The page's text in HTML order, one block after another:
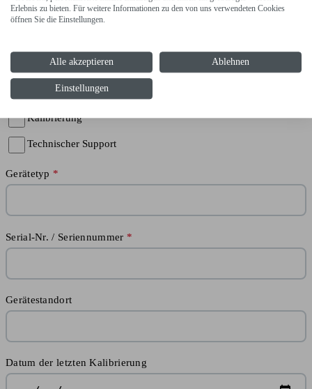
Ja
Grund
Störung
Kalibrierung
Technischer Support
Gerätetyp
Serial-Nr. / Seriennummer
Gerätestandort
Datum der letzten Kalibrierung
Erlebnis zu bieten. Für weitere Informationen zu den von uns verwendeten Cookies
öffnen Sie die Einstellungen.
Alle akzeptieren Ablehnen
Einstellungen